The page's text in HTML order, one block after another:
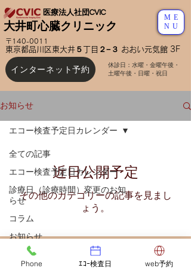
ME
NU
休診日：水曜・金曜午後 ・
土曜午後・日曜・祝日
〒140-0011
東京都品川区東大井５丁目２−３ おおい元気館 3F
インターネット予約
大井町心臓クリニック
医療法人社団CVIC
お知らせ
全ての記事
エコー検査予定日カレンダー
診療日（診療時間）変更のお知
らせ
コラム
お知らせ
エコー検査予定日カレンダー
近日公開予定
その他のカテゴリーの記事を見まし
ょう。
Phone ｴｺｰ検査日 web予約